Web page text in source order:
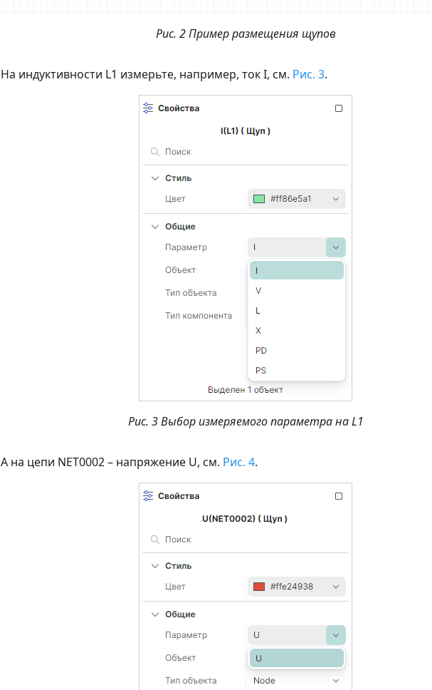
Рис. 2 Пример размещения щупов
На индуктивности L1 измерьте, например, ток I, см. Рис. 3.
Рис. 3 Выбор измеряемого параметра на L1
А на цепи NET0002 – напряжение U, см. Рис. 4.